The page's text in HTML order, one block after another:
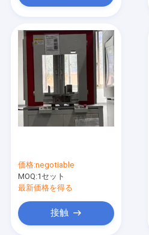
ヘアピン巻き機
塗料を剥がす機械
スタータルプレッシングマシン
ステータス回転機
ステータス切断機
価格:negotiable
MOQ:1セット
最新価格を得る
接触